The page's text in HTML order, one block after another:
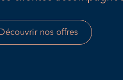
Découvrir nos offres